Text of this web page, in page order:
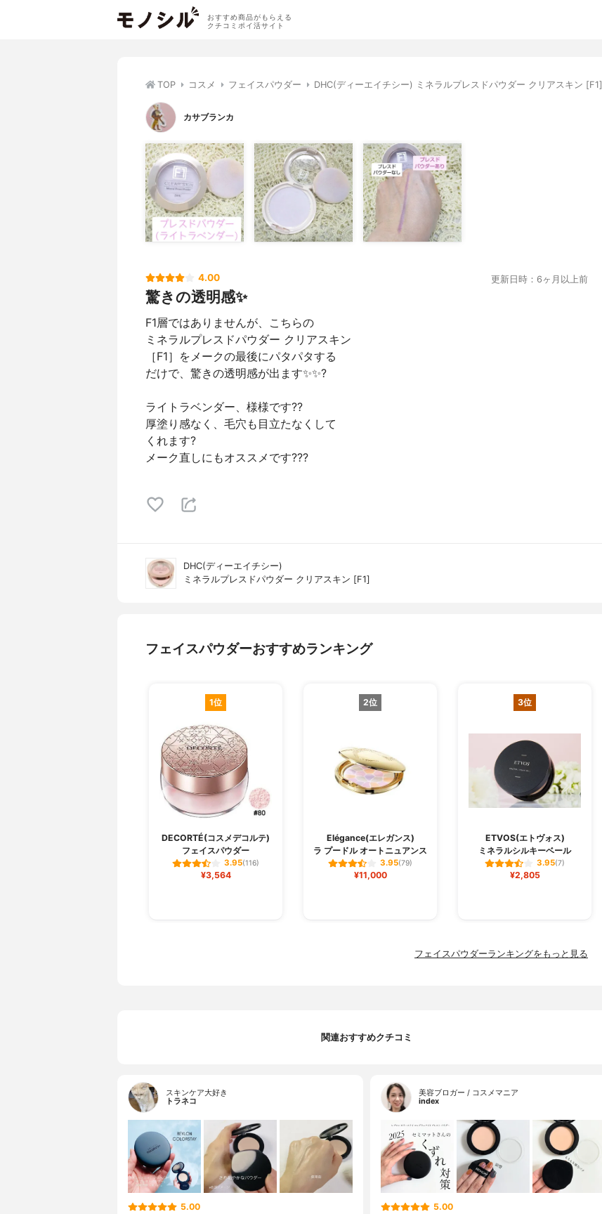
おすすめ商品がもらえる
クチコミポイ活サイト
TOP コスメ フェイスパウダー DHC(ディーエイチシー) ミネラルプレスドパウダー クリアスキン [F1]
カサブランカ
4.00 更新日時：6ヶ月以上前
驚きの透明感✨
F1層ではありませんが、こちらの
ミネラルプレスドパウダー クリアスキン
［F1］をメークの最後にパタパタする
だけで、驚きの透明感が出ます✨✨?
ライトラベンダー、様様です??
厚塗り感なく、毛穴も目立たなくして
くれます?
メーク直しにもオススメです???
DHC(ディーエイチシー)
ミネラルプレスドパウダー クリアスキン [F1]
フェイスパウダーおすすめランキング
1位
DECORTÉ(コスメデコルテ)
フェイスパウダー
3.95(116)
¥3,564
2位
Elégance(エレガンス)
ラ プードル オートニュアンス
3.95(79)
¥11,000
3位
ETVOS(エトヴォス)
ミネラルシルキーベール
3.95(7)
¥2,805
フェイスパウダーランキングをもっと見る
関連おすすめクチコミ
スキンケア大好き
トラネコ
5.00
美容ブロガー / コスメマニア
index
5.00